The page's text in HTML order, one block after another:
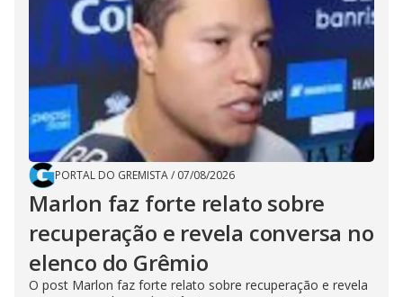
PORTAL DO GREMISTA/ 07/08/2026
Marlon faz forte relato sobre
recuperação e revela conversa no
elenco do Grêmio
O post Marlon faz forte relato sobre recuperação e revela